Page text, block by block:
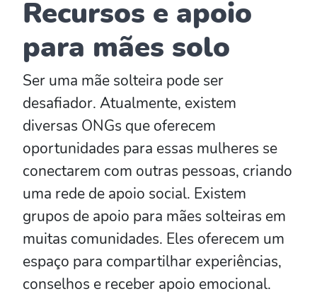
Recursos e apoio
para mães solo
Ser uma mãe solteira pode ser
desafiador. Atualmente, existem
diversas ONGs que oferecem
oportunidades para essas mulheres se
conectarem com outras pessoas, criando
uma rede de apoio social. Existem
grupos de apoio para mães solteiras em
muitas comunidades. Eles oferecem um
espaço para compartilhar experiências,
conselhos e receber apoio emocional.